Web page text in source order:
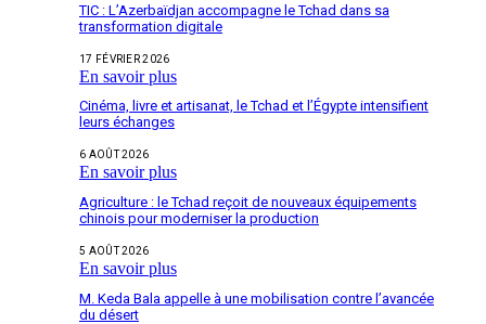
TIC : L’Azerbaïdjan accompagne le Tchad dans sa
transformation digitale
17 FÉVRIER 2026
En savoir plus
Cinéma, livre et artisanat, le Tchad et l’Égypte intensifient
leurs échanges
6 AOÛT 2026
En savoir plus
Agriculture : le Tchad reçoit de nouveaux équipements
chinois pour moderniser la production
5 AOÛT 2026
En savoir plus
M. Keda Bala appelle à une mobilisation contre l’avancée
du désert